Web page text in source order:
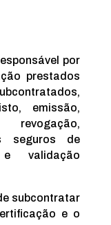
por
prestados
emissão,
seguros de
validação
subcontratar
e o